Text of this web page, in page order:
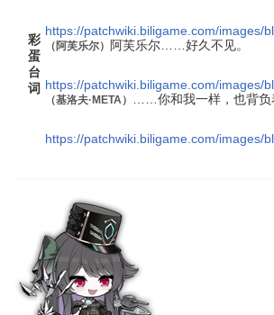
彩
蛋
台
词
https://patchwiki.biligame.com/images/
（ 阿芙乐尔） 阿芙乐尔……好久不见。
https://patchwiki.biligame.com/images/
（基洛夫·META ） ……你和我一样，也背负
https://patchwiki.biligame.com/images/